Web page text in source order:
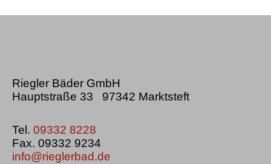
Riegler Bäder GmbH
Hauptstraße 33 97342 Marktsteft
Tel. 09332 8228
Fax. 09332 9234
info@rieglerbad.de